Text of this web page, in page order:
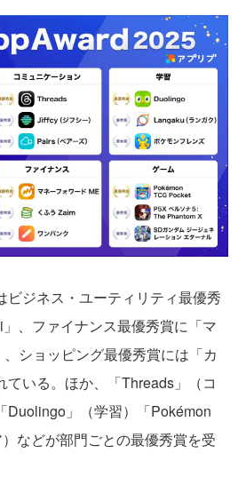
ジネス・ユーティリティ最優秀
、ファイナンス最優秀賞に「マ
ショッピング最優秀賞には「カ
ている。ほか、「Threads」（コ
Duolingo」（学習）「Pokémon
などが部門ごとの最優秀賞を受